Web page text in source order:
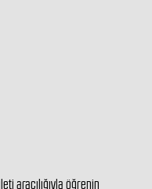
aracılığıyla öğrenin